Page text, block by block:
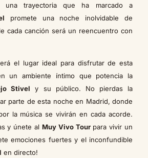
una trayectoria que ha marcado a
promete una noche inolvidable de
cada canción será un reencuentro con
el lugar ideal para disfrutar de esta
un ambiente íntimo que potencia la
Stivel y su público. No pierdas la
parte de esta noche en Madrid, donde
la música se vivirán en cada acorde.
y únete al Muy Vivo Tourpara vivir un
emociones fuertes y el inconfundible
en directo!